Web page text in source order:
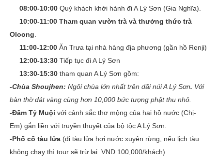
08:00-10:00 Quý khách khởi hành đi A Lý Sơn (Gia Nghĩa).
10:00-11:00 Tham quan vườn trà và thưởng thức trà
Oloong.
11:00-12:00 Ăn Trưa tại nhà hàng địa phương (gần hồ Renji)
12:00-13:30 Tiếp tục đi A Lý Sơn
13:30-15:30 tham quan A Lý Sơn gồm:
-Chùa Shoujhen: Ngôi chùa lớn nhất trên dãi núi A Lý Sơn. Với
bàn thờ dát vàng cùng hơn 10,000 bức tượng phật thu nhỏ.
-Đầm Tỷ Muội với cảnh sắc thơ mộng của hai hồ nước (Chị-
Em) gắn liền với truyền thuyết của bộ tộc A Lý Sơn.
-Phố cố tàu lửa (đi tàu lửa hơi nước xuyên rừng, nếu lịch tàu
không chạy thì tour sẽ trừ lại VND 100,000/khách).